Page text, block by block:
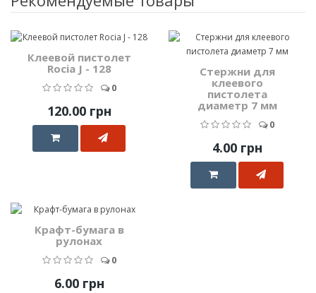
Клеевой пистолет
Rocia J - 128
0
120.00 грн
Стержни для
клеевого
пистолета
диаметр 7 мм
0
4.00 грн
Крафт-бумага в
рулонах
0
6.00 грн